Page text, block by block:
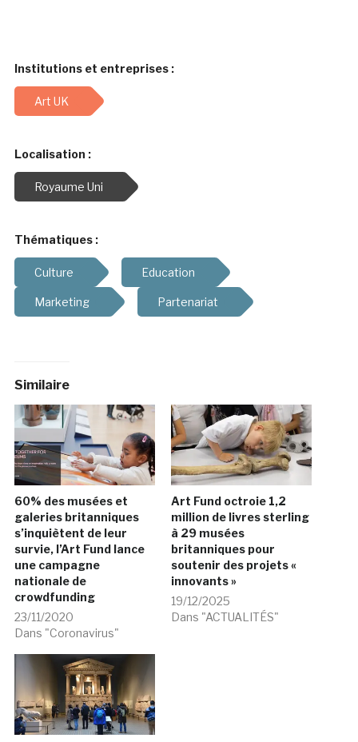
Institutions et entreprises :
Art UK
Localisation :
Royaume Uni
Thématiques :
Culture Education
Marketing Partenariat
Similaire
60% des musées et
galeries britanniques
s’inquiètent de leur
survie, l’Art Fund lance
une campagne
nationale de
crowdfunding
23/11/2020
Dans "Coronavirus"
Art Fund octroie 1,2
million de livres sterling
à 29 musées
britanniques pour
soutenir des projets «
innovants »
19/12/2025
Dans "ACTUALITÉS"